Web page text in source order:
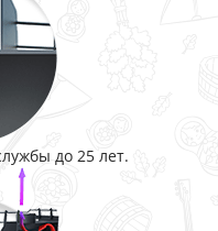
до 25 лет.